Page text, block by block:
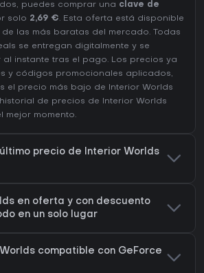
puedes comprar una clave de
solo 2,69 €. Esta oferta está disponible
de las más baratas del mercado. Todas
se entregan digitalmente y se
instante tras el pago. Los precios ya
y códigos promocionales aplicados,
el precio más bajo de Interior Worlds
historial de precios de Interior Worlds
mejor momento.
precio de Interior Worlds
en oferta y con descuento
en un solo lugar
compatible con GeForce